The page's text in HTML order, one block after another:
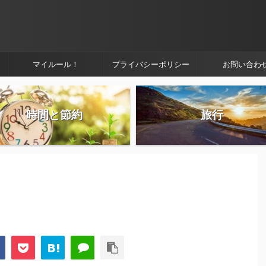
マイルール！ プライバシーポリシー お問い合わ
時間と節約 旅行